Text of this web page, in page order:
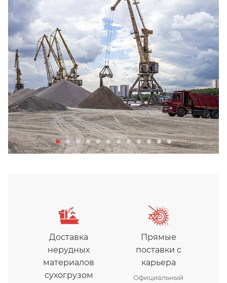
Доставка
нерудных
материалов
сухогрузом
Прямые
поставки с
карьера
Официальный